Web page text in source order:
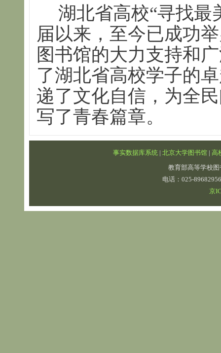
湖北省高校“寻找最
届以来，至今已成功
图书馆的大力支持和
了湖北省高校学子的
递了文化自信，为全
写了青春篇章。
事实数据库系统 | 北京大学图书馆| 高
教育部高等学校
电话：025-
京